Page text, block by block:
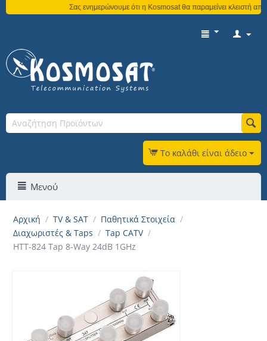
Σας ενημερώνουμε ότι η Kosmosat θα παραμείνει κλειστή
Το καλάθι είναι άδειο
Μενού
Αρχική / TV & SAT / Παθητικά Στοιχεία /
Διαχωριστές & Taps / Tap CATV /
HTT-824 Tap 8-Way 24dB 1GHz